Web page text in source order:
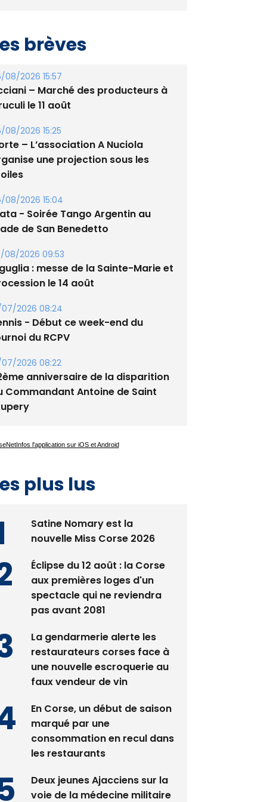
brèves
08/2026 15:57
– Marché des producteurs à
le 11 août
08/2026 15:25
– L’association A Nuciola
une projection sous les
08/2026 15:04
- Soirée Tango Argentin au
de San Benedetto
08/2026 09:53
: messe de la Sainte-Marie et
le 14 août
07/2026 08:24
- Début ce week-end du
du RCPV
07/2026 08:22
anniversaire de la disparition
Commandant Antoine de Saint
plus lus
Satine Nomary est la
nouvelle Miss Corse 2026
Éclipse du 12 août : la Corse
aux premières loges d'un
spectacle qui ne reviendra
pas avant 2081
La gendarmerie alerte les
restaurateurs corses face à
une nouvelle escroquerie au
faux vendeur de vin
En Corse, un début de saison
marqué par une
consommation en recul dans
les restaurants
Deux jeunes Ajacciens sur la
voie de la médecine militaire